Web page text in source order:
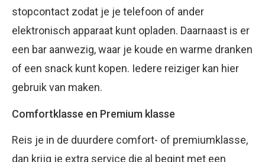
stopcontact zodat je je telefoon of ander
elektronisch apparaat kunt opladen. Daarnaast is er
een bar aanwezig, waar je koude en warme dranken
of een snack kunt kopen. Iedere reiziger kan hier
gebruik van maken.
Comfortklasse en Premium klasse
Reis je in de duurdere comfort- of premiumklasse,
dan krijg je extra service die al begint met een